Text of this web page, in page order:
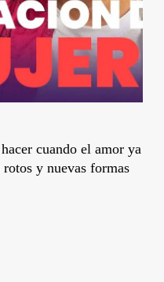
cuando el amor ya
y nuevas formas